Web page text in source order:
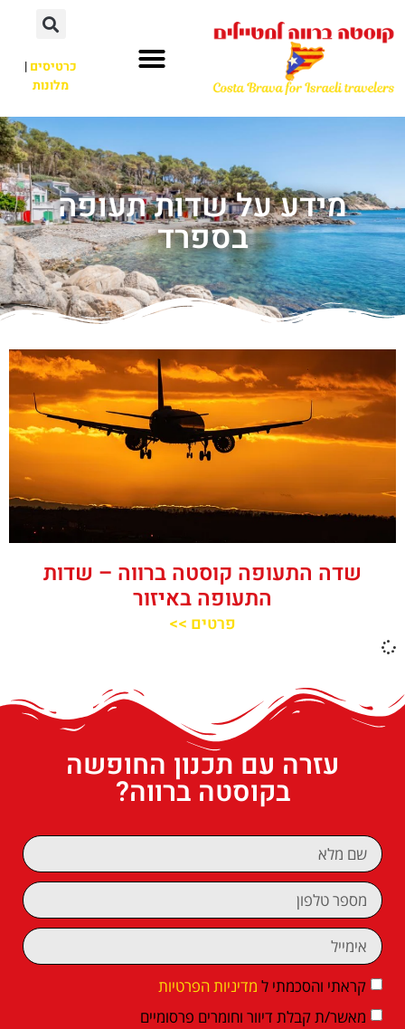
כרטיסים|
מלונות
מידע על שדות תעופה
בספרד
שדה התעופה קוסטה ברווה – שדות
התעופה באיזור
פרטים >>
עזרה עם תכנון החופשה
בקוסטה ברווה?
קראתי והסכמתי ל מדיניות הפרטיות
מאשר/ת קבלת דיוור וחומרים פרסומיים